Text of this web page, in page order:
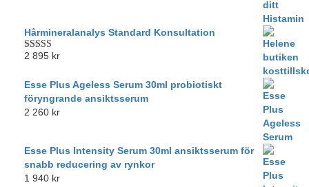
Hårmineralanalys Standard Konsultation
Betygsatt
2 895 kr
Esse Plus Ageless Serum 30ml probiotiskt
föryngrande ansiktsserum
2 260 kr
Esse Plus Intensity Serum 30ml ansiktsserum för
snabb reducering av rynkor
1 940 kr